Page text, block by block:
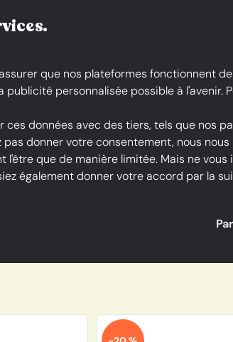
que nos plateformes fonctionnent
personnalisée possible à l'avenir.
données avec des tiers, tels que nos
donner votre consentement, nous
que de manière limitée. Mais ne
également donner votre accord par la